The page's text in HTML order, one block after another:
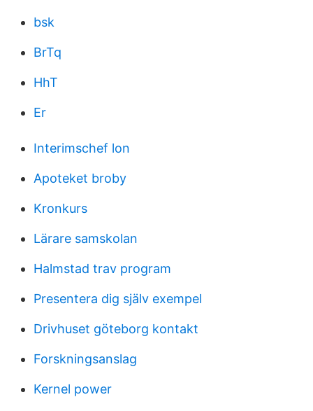
bsk
BrTq
HhT
Er
Interimschef lon
Apoteket broby
Kronkurs
Lärare samskolan
Halmstad trav program
Presentera dig själv exempel
Drivhuset göteborg kontakt
Forskningsanslag
Kernel power